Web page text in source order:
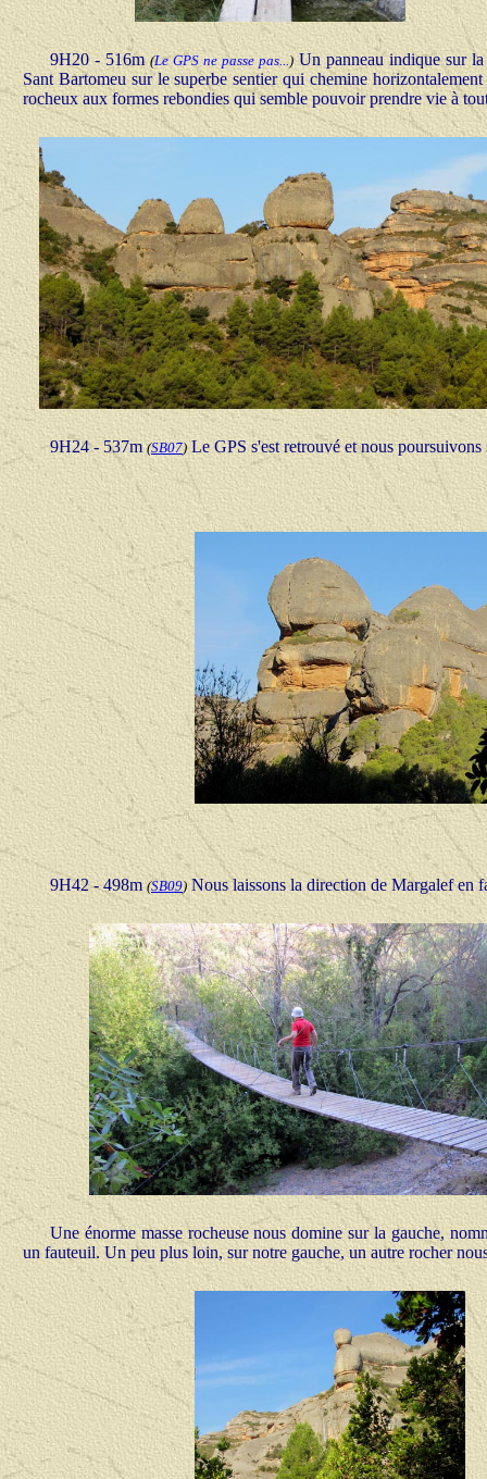
9H20 - 516m(Le GPS ne passe pas...) Un panneau indique sur
Sant Bartomeu sur le superbe sentier qui chemine
rocheux aux formes rebondies qui semble pouvoir prendre vie à
9H24 - 537m(SB07) Le GPS s'est retrouvé et nous
9H42 - 498m (SB09) Nous laissons la direction de Margalef en
Une énorme masse rocheuse nous domine sur la gauche,
un fauteuil. Un peu plus loin, sur notre gauche, un autre rocher